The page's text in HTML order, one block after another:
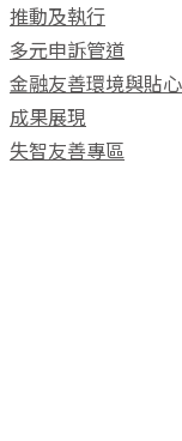
推動及執行
多元申訴管道
金融友善環境與貼
成果展現
失智友善專區